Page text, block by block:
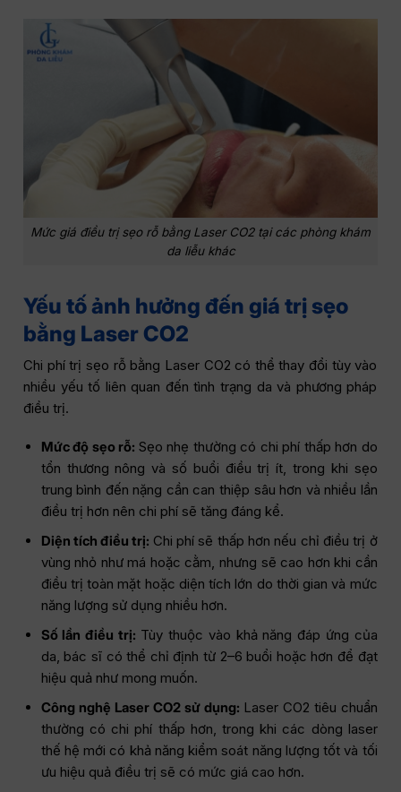
Mức giá điều trị sẹo rỗ bằng Laser CO2 tại các phòng khám
da liễu khác
Yếu tố ảnh hưởng đến giá trị sẹo
bằng Laser CO2
Chi phí trị sẹo rỗ bằng Laser CO2 có thể thay đổi tùy vào
nhiều yếu tố liên quan đến tình trạng da và phương pháp
điều trị.
Mức độ sẹo rỗ: Sẹo nhẹ thường có chi phí thấp hơn do
tổn thương nông và số buổi điều trị ít, trong khi sẹo
trung bình đến nặng cần can thiệp sâu hơn và nhiều lần
điều trị hơn nên chi phí sẽ tăng đáng kể.
Diện tích điều trị: Chi phí sẽ thấp hơn nếu chỉ điều trị ở
vùng nhỏ như má hoặc cằm, nhưng sẽ cao hơn khi cần
điều trị toàn mặt hoặc diện tích lớn do thời gian và mức
năng lượng sử dụng nhiều hơn.
Số lần điều trị: Tùy thuộc vào khả năng đáp ứng của
da, bác sĩ có thể chỉ định từ 2–6 buổi hoặc hơn để đạt
hiệu quả như mong muốn.
Công nghệ Laser CO2 sử dụng: Laser CO2 tiêu chuẩn
thường có chi phí thấp hơn, trong khi các dòng laser
thế hệ mới có khả năng kiểm soát năng lượng tốt và tối
ưu hiệu quả điều trị sẽ có mức giá cao hơn.